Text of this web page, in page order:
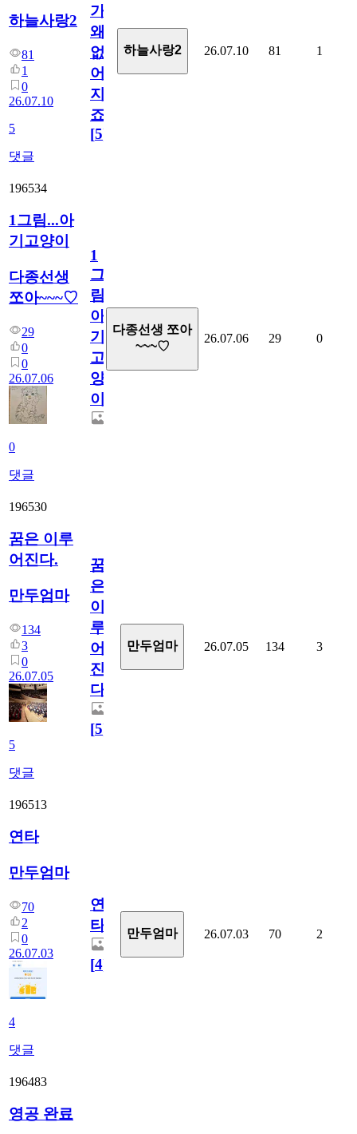
하늘사랑2
81
1
0
26.07.10
5
댓글
가
왜
없
어
지
죠.?
[5]
하늘사랑2 26.07.10 81 1
196534
1그림...아
기고양이
다종선생
쪼아~~~♡
29
0
0
26.07.06
0
댓글
1
그
림...
아
기
고
양
이
다종선생 쪼아
~~~♡
26.07.06 29 0
196530
꿈은 이루
어진다.
만두엄마
134
3
0
26.07.05
5
댓글
꿈
은
이
루
어
진
다.
[5]
만두엄마 26.07.05 134 3
196513
연타
만두엄마
70
2
0
26.07.03
4
댓글
연
타
[4]
만두엄마 26.07.03 70 2
196483
영공 완료